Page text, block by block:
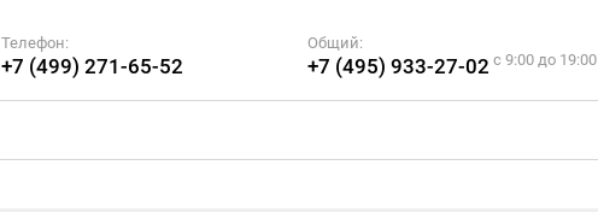
Телефон:
+7 (499) 271-65-52
Общий:
+7 (495) 933-27-02 c 9:00 до 19:00